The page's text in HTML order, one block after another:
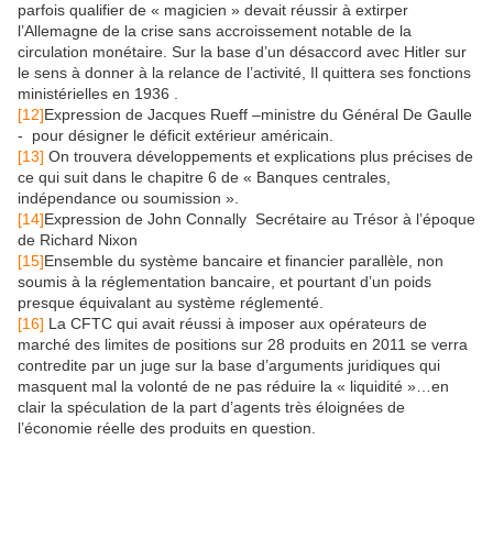
parfois qualifier de « magicien » devait réussir à extirper
l’Allemagne de la crise sans accroissement notable de la
circulation monétaire. Sur la base d’un désaccord avec Hitler sur
le sens à donner à la relance de l’activité, Il quittera ses fonctions
ministérielles en 1936 .
[12]Expression de Jacques Rueff –ministre du Général De Gaulle
- pour désigner le déficit extérieur américain.
[13] On trouvera développements et explications plus précises de
ce qui suit dans le chapitre ­­6 de « Banques centrales,
indépendance ou soumission ».
[14]Expression de John Connally Secrétaire au Trésor à l’époque
de Richard Nixon
[15]Ensemble du système bancaire et financier parallèle, non
soumis à la réglementation bancaire, et pourtant d’un poids
presque équivalant au système réglementé.
[16] La CFTC qui avait réussi à imposer aux opérateurs de
marché des limites de positions sur 28 produits en 2011 se verra
contredite par un juge sur la base d’arguments juridiques qui
masquent mal la volonté de ne pas réduire la « liquidité »…en
clair la spéculation de la part d’agents très éloignées de
l’économie réelle des produits en question.